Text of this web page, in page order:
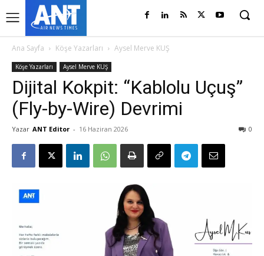
Ana Sayfa Köşe Yazarları Aysel Merve KUŞ
Köşe Yazarları Aysel Merve KUŞ
Dijital Kokpit: “Kablolu Uçuş”
(Fly-by-Wire) Devrimi
Yazar ANT Editor - 16 Haziran 2026 0